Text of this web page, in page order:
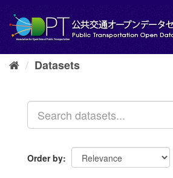
content
Datasets
Order by